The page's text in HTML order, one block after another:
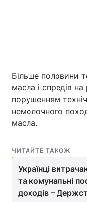
Україна
Економіка
Спорт
Більше половини
масла і спредів
порушенням
немолочного
масла.
ЧИТАЙТЕ ТАКОЖ
Українці
та комунальні
доходів –